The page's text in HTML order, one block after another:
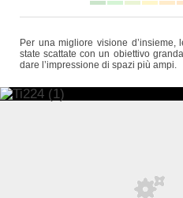
Per una migliore visione d’insieme,
state scattate con un obiettivo
dare l’impressione di spazi più ampi.